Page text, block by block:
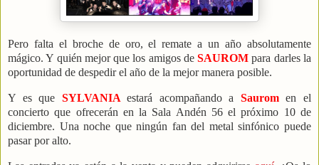
Pero falta el broche de oro, el remate a un año absolutamente
mágico. Y quién mejor que los amigos deSAUROMpara darles la
oportunidad de despedir el año de la mejor manera posible.
Y es que SYLVANIAestará acompañando a Sauromen el
concierto que ofrecerán en la Sala Andén 56 el próximo 10 de
diciembre. Una noche que ningún fan del metal sinfónico puede
pasar por alto.